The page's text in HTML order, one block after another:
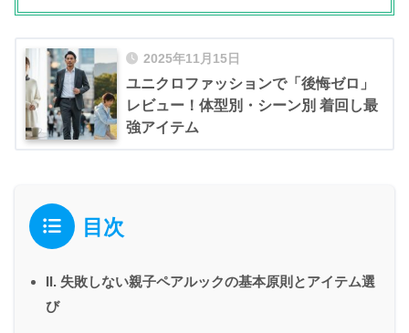
2025年11月15日
ユニクロファッションで「後悔ゼロ」
レビュー！体型別・シーン別 着回し最
強アイテム
目次
II. 失敗しない親子ペアルックの基本原則とアイテム選
び